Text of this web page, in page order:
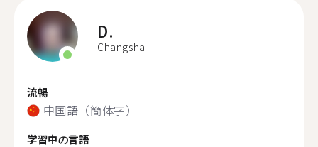
D.
Changsha
流暢
中国語（簡体字）
学習中の言語